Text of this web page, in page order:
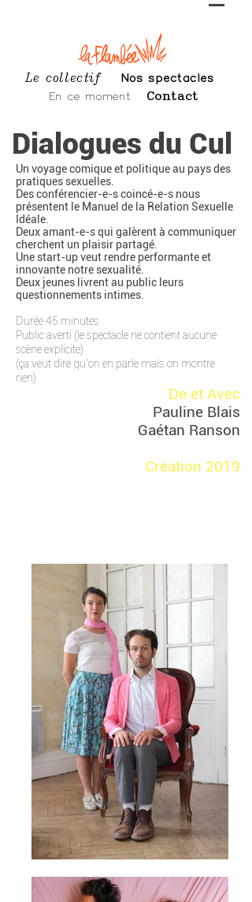
Le collectif
Nos spectacles
En ce moment
Contact
Dialogues du Cul
Un voyage comique et politique au pays des
pratiques sexuelles.
Des conférencier-e-s coincé-e-s nous
présentent le Manuel de la Relation Sexuelle
Idéale.
Deux amant-e-s qui galèrent à communiquer
cherchent un plaisir partagé.
Une start-up veut rendre performante et
innovante notre sexualité.
Deux jeunes livrent au public leurs
questionnements intimes.
Durée 45 minutes
Public averti (le spectacle ne contient aucune
scène explicite)
(ça veut dire qu'on en parle mais on montre
rien)
De et Avec
Pauline Blais
Gaétan Ranson
Création 2019